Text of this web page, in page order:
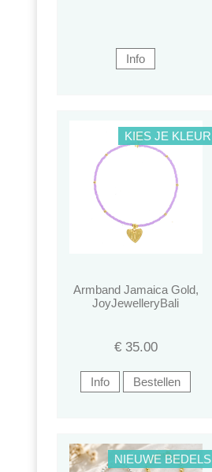
KIES JE KLEUR
Armband Jamaica Gold,
JoyJewelleryBali
€ 35.00
NIEUWE BEDELS